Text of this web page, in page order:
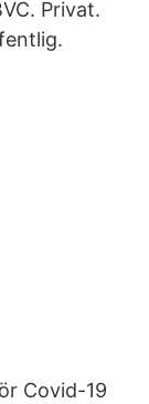
Privat.
Covid-19